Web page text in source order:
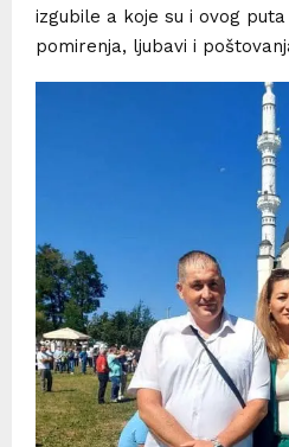
izgubile a koje su i ovog
pomirenja, ljubavi i